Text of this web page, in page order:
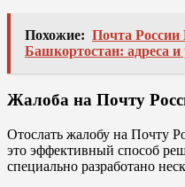
Похожие: Почта России
Башкортостан: адреса
Жалоба на Почту
Отослать жалобу на Почту
это эффективный способ
специально разработано